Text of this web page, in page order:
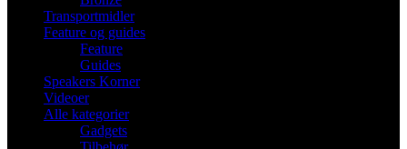
Transportmidler
Feature og guides
Feature
Guides
Speakers Korner
Videoer
Alle kategorier
Gadgets